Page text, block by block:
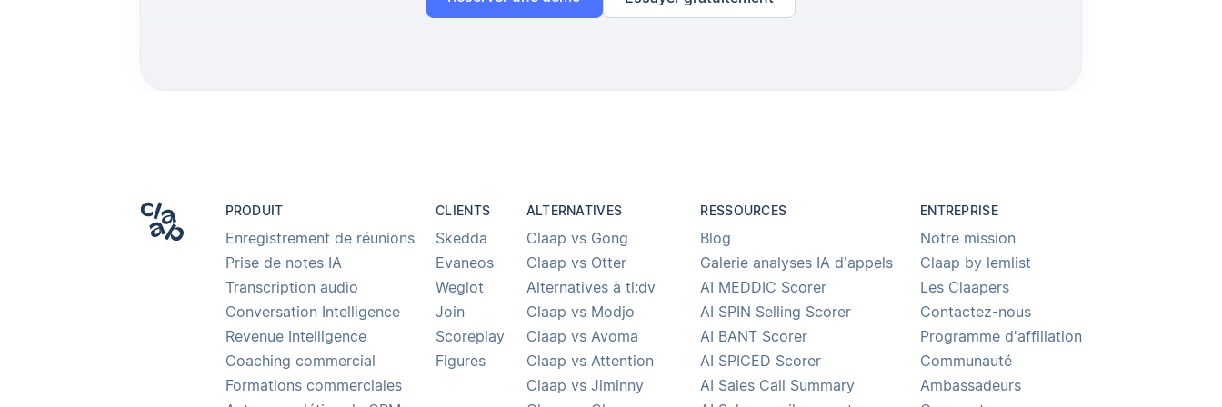
PRODUIT
Enregistrement de réunions
Prise de notes IA
Transcription audio
Conversation Intelligence
Revenue Intelligence
Coaching commercial
Formations commerciales
CLIENTS
Skedda
Evaneos
Weglot
Join
Scoreplay
Figures
ALTERNATIVES
Claap vs Gong
Claap vs Otter
Alternatives à tl;dv
Claap vs Modjo
Claap vs Avoma
Claap vs Attention
Claap vs Jiminny
RESSOURCES
Blog
Galerie analyses IA d’appels
AI MEDDIC Scorer
AI SPIN Selling Scorer
AI BANT Scorer
AI SPICED Scorer
AI Sales Call Summary
ENTREPRISE
Notre mission
Claap by lemlist
Les Claapers
Contactez-nous
Programme d'affiliation
Communauté
Ambassadeurs